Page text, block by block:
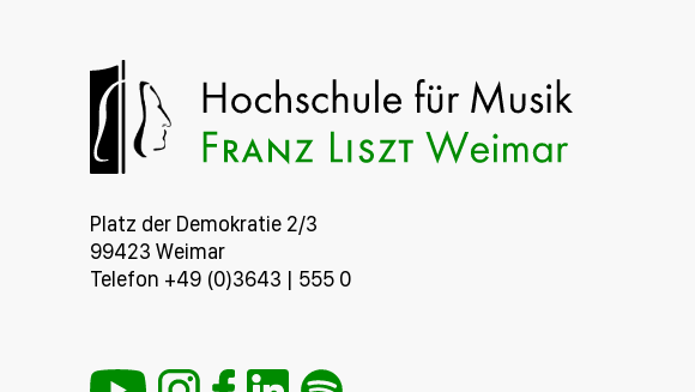
Platz der Demokratie 2/3
99423 Weimar
Telefon +49 (0)3643 | 555 0